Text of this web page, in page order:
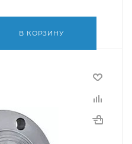
В КОРЗИНУ